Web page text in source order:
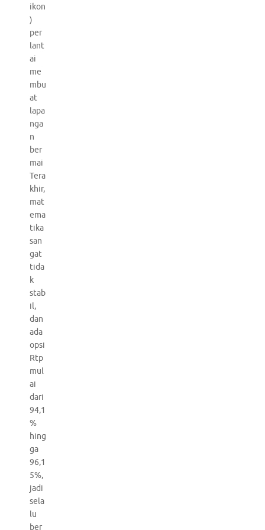
ikon
)
per
lant
ai
me
mbu
at
lapa
nga
n
ber
mai
Tera
khir,
mat
ema
tika
san
gat
tida
k
stab
il,
dan
ada
opsi
Rtp
mul
ai
dari
94,1
%
hing
ga
96,1
5%,
jadi
sela
lu
ber